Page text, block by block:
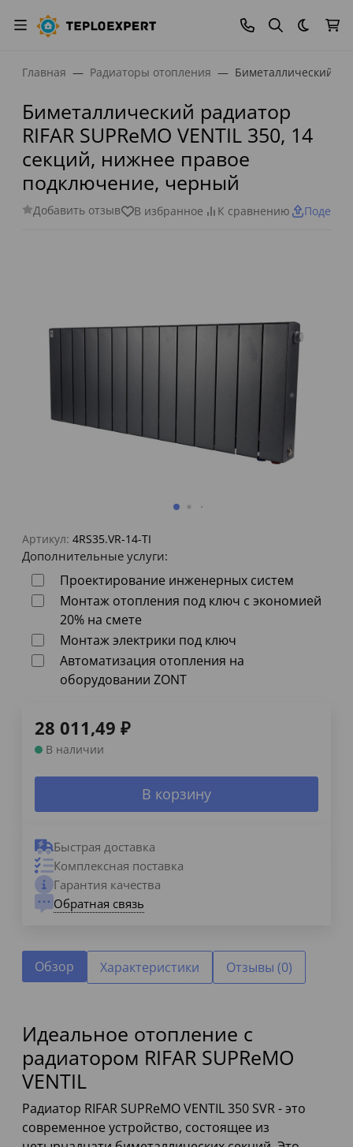
Темная
Главная Радиаторы отопления Биметаллический
Биметаллический радиатор
RIFAR SUPReMO VENTIL 350, 14
секций, нижнее правое
подключение, черный
Добавить отзыв В избранное К сравнению
Артикул: 4RS35.VR-14-TI
Дополнительные услуги:
Проектирование инженерных систем
Монтаж отопления под ключ с экономией
20% на смете
Монтаж электрики под ключ
Автоматизация отопления на
оборудовании ZONT
28 011,49 ₽
В наличии
В корзину
Быстрая доставка
Комплексная поставка
Гарантия качества
Обратная связь
Обзор Характеристики Отзывы (0)
Идеальное отопление с
радиатором RIFAR SUPReMO
VENTIL
Радиатор RIFAR SUPReMO VENTIL 350 SVR - это
современное устройство, состоящее из